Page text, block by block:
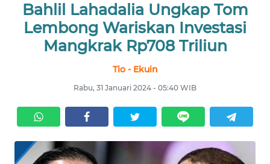
Bahlil Lahadalia Ungkap Tom
Lembong Wariskan Investasi
Mangkrak Rp708 Triliun
Tio - Ekuin
Rabu, 31 Januari 2024 - 05:40 WIB
NASIONAL
DAERAH
KRIMINAL
EKUIN